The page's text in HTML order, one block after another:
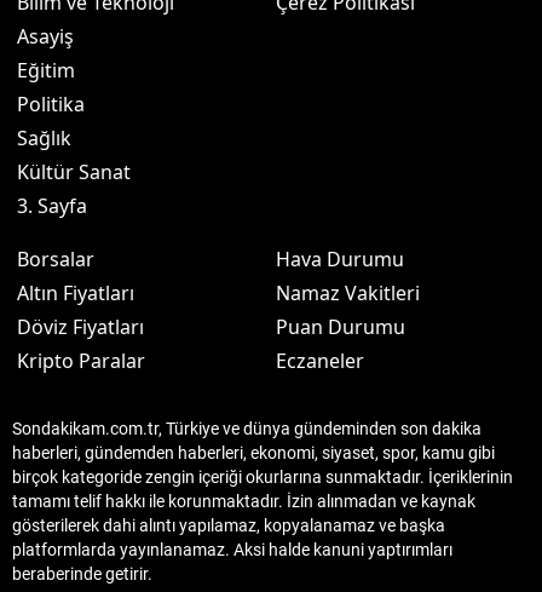
Asayiş
Eğitim
Politika
Sağlık
Kültür Sanat
3. Sayfa
Borsalar
Altın Fiyatları
Döviz Fiyatları
Kripto Paralar
Hava Durumu
Namaz Vakitleri
Puan Durumu
Eczaneler
Sondakikam.com.tr, Türkiye ve dünya gündeminden son dakika
haberleri, gündemden haberleri, ekonomi, siyaset, spor, kamu gibi
birçok kategoride zengin içeriği okurlarına sunmaktadır. İçeriklerinin
tamamı telif hakkı ile korunmaktadır. İzin alınmadan ve kaynak
gösterilerek dahi alıntı yapılamaz, kopyalanamaz ve başka
platformlarda yayınlanamaz. Aksi halde kanuni yaptırımları
beraberinde getirir.